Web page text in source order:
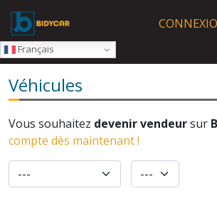
Skip to main content
Français
Véhicules
Vous souhaitez devenir vendeursur
compte dès maintenant !